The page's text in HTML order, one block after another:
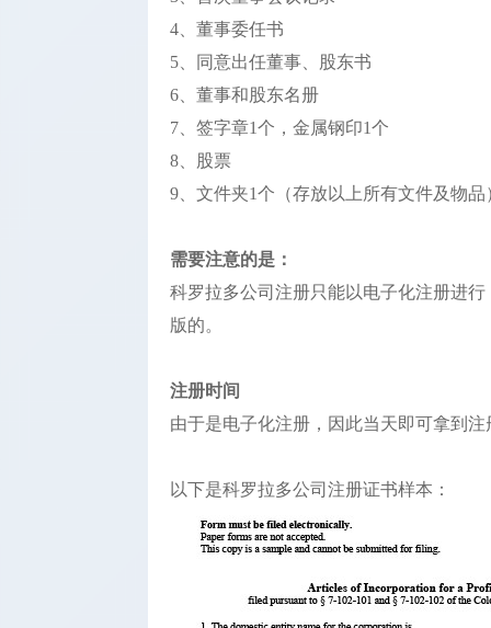
4、董事委任书
5、同意出任董事、股东书
6、董事和股东名册
7、签字章1个，金属钢印1个
8、股票
9、文件夹1个（存放以上所有文件及物品
需要注意的是：
科罗拉多公司注册只能以电子化注册进
版的。
注册时间
由于是电子化注册，因此当天即可拿到
以下是科罗拉多公司注册证书样本：